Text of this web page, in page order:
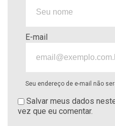
E-mail
Seu endereço de e-mail não
Salvar meus dados
vez que eu comentar.